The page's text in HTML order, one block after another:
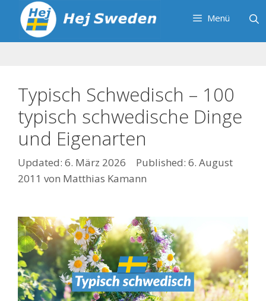
Inhalt
springen
Menü
Typisch Schwedisch – 100
typisch schwedische Dinge
und Eigenarten
6. März 2026
6. August
2011 von Matthias Kamann